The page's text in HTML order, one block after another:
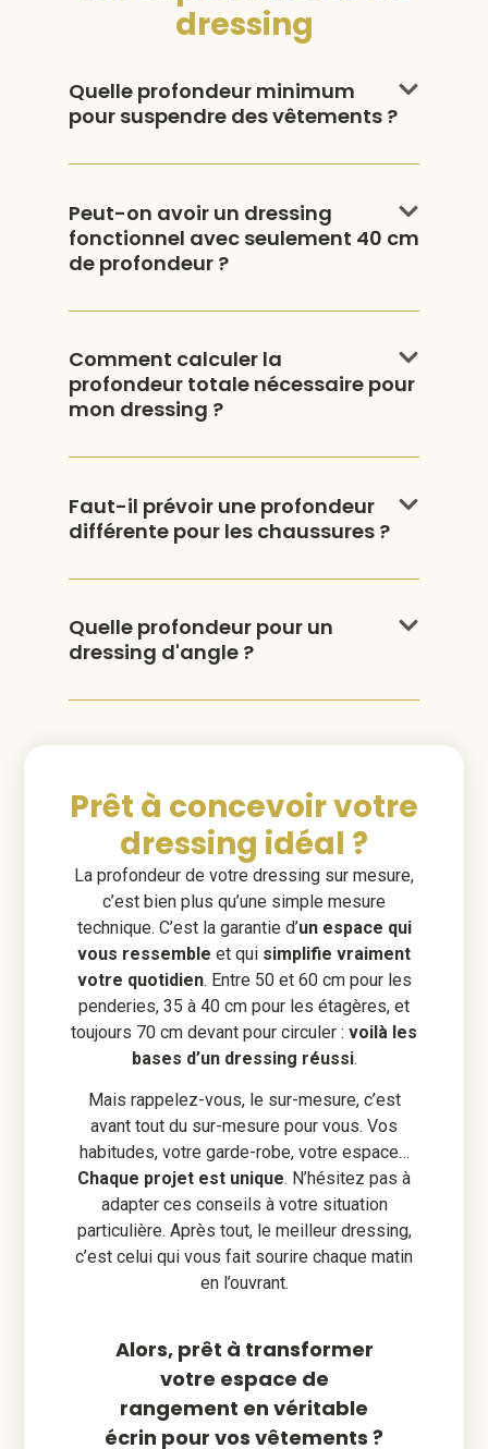
dressing
Quelle profondeur minimum
pour suspendre des vêtements ?
Peut-on avoir un dressing
fonctionnel avec seulement 40 cm
de profondeur ?
Comment calculer la
profondeur totale nécessaire pour
mon dressing ?
Faut-il prévoir une profondeur
différente pour les chaussures ?
Quelle profondeur pour un
dressing d'angle ?
Prêt à concevoir votre
dressing idéal ?
La profondeur de votre dressing sur mesure,
c’est bien plus qu’une simple mesure
technique. C’est la garantie d’un espace qui
vous ressemble et qui simplifie vraiment
votre quotidien. Entre 50 et 60 cm pour les
penderies, 35 à 40 cm pour les étagères, et
toujours 70 cm devant pour circuler : voilà les
bases d’un dressing réussi.
Mais rappelez-vous, le sur-mesure, c’est
avant tout du sur-mesure pour vous. Vos
habitudes, votre garde-robe, votre espace…
Chaque projet est unique. N’hésitez pas à
adapter ces conseils à votre situation
particulière. Après tout, le meilleur dressing,
c’est celui qui vous fait sourire chaque matin
en l’ouvrant.
Alors, prêt à transformer
votre espace de
rangement en véritable
écrin pour vos vêtements ?